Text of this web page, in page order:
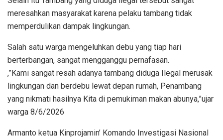
meresahkan masyarakat karena pelaku tambang tidak
memperdulikan dampak lingkungan.
Salah satu warga mengeluhkan debu yang tiap hari
berterbangan, sangat mengganggu pernafasan.
,”Kami sangat resah adanya tambang diduga Ilegal merusak
lingkungan dan berdebu lewat depan rumah, Penambang
yang nikmati hasilnya Kita di pemukiman makan abunya,”ujar
warga 8/6/2026
Armanto ketua Kinprojamin’ Komando Investigasi Nasional